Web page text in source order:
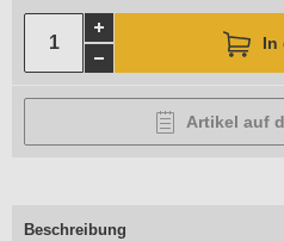
In
Artikel auf
Beschreibung